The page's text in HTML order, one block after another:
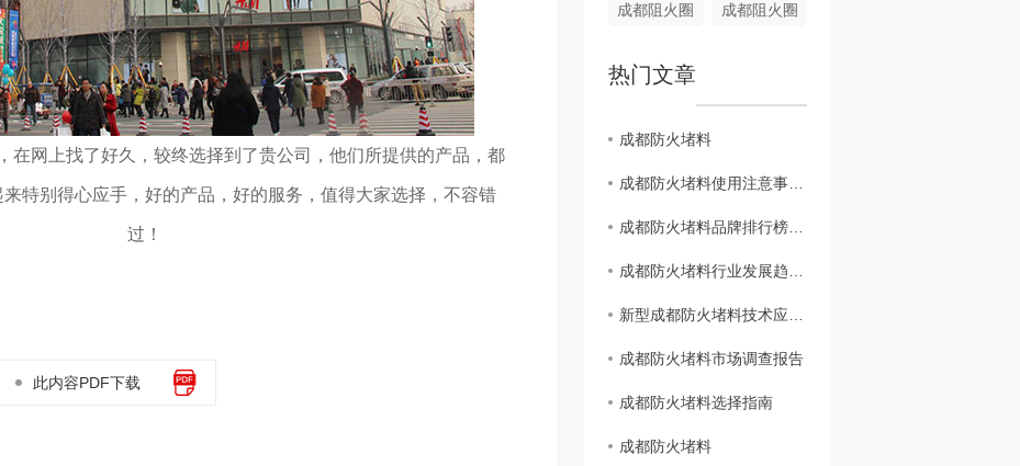
在网上找了好久，较终选择到了贵公司，他们所提供的产品，都
特别得心应手，好的产品，好的服务，值得大家选择，不容错
过！
此内容PDF下载
成都阻火圈 成都阻火圈
热门文章
成都防火堵料
成都防火堵料使用注意事项总结
成都防火堵料品牌排行榜发布
成都防火堵料行业发展趋势分析
新型成都防火堵料技术应用探讨
成都防火堵料市场调查报告
成都防火堵料选择指南
成都防火堵料